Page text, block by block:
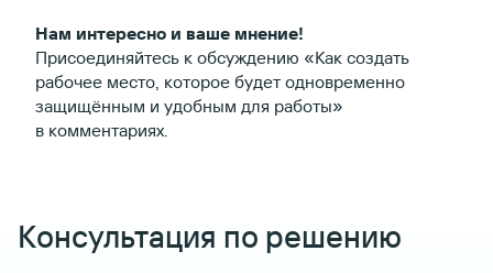
Нам интересно и ваше мнение!
Присоединяйтесь к обсуждению «Как создать
рабочее место, которое будет одновременно
защищённым и удобным для работы»
в комментариях.
Консультация по решению